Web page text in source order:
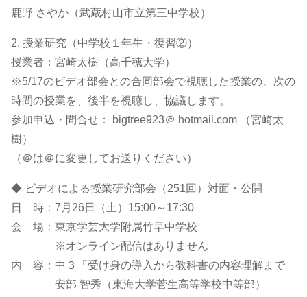
鹿野 さやか（武蔵村山市立第三中学校）
2. 授業研究（中学校１年生・復習②）
授業者：宮崎太樹（高千穂大学）
※5/17のビデオ部会との合同部会で視聴した授業の、次の
時間の授業を、後半を視聴し、協議します。
参加申込・問合せ： bigtree923＠ hotmail.com （宮崎太
樹）
（＠は＠に変更してお送りください）
◆ ビデオによる授業研究部会（251回）対面・公開
日 時：7月26日（土）15:00～17:30
会 場：東京学芸大学附属竹早中学校
※オンライン配信はありません
内 容：中３「受け身の導入から教科書の内容理解まで
安部 智秀（東海大学菅生高等学校中等部）